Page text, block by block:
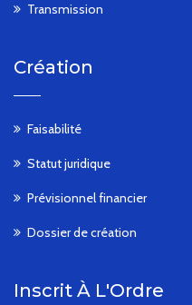
Transmission
Création
Faisabilité
Statut juridique
Prévisionnel financier
Dossier de création
Inscrit À L'Ordre